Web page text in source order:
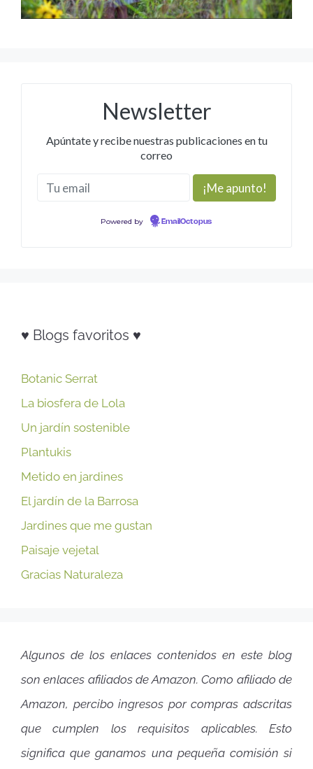
Newsletter
Apúntate y recibe nuestras publicaciones en tu
correo
Powered by EmailOctopus
♥ Blogs favoritos ♥
Botanic Serrat
La biosfera de Lola
Un jardín sostenible
Plantukis
Metido en jardines
El jardín de la Barrosa
Jardines que me gustan
Paisaje vejetal
Gracias Naturaleza
Algunos de los enlaces contenidos en este blog
son enlaces afiliados de Amazon. Como afiliado de
Amazon, percibo ingresos por compras adscritas
que cumplen los requisitos aplicables. Esto
significa que ganamos una pequeña comisión si